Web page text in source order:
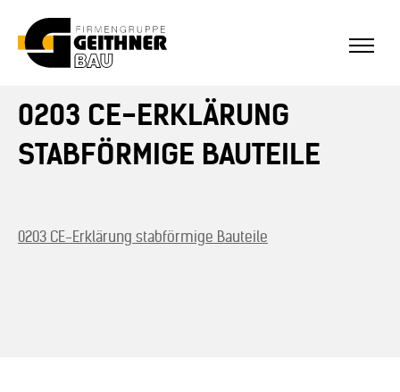
Home
Architekturbeton
0203 CE-ERKLÄRUNG
STABFÖRMIGE BAUTEILE
0203 CE-Erklärung stabförmige Bauteile